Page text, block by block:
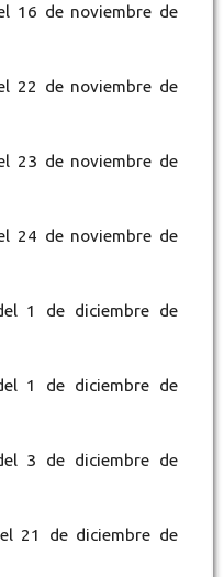
16 de noviembre de
22 de noviembre de
23 de noviembre de
24 de noviembre de
del 1 de diciembre de
del 1 de diciembre de
del 3 de diciembre de
21 de diciembre de